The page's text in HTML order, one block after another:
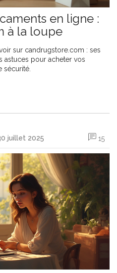
en ligne :
à la loupe
sur candrugstore.com : ses
astuces pour acheter vos
sécurité.
juillet 2025 15